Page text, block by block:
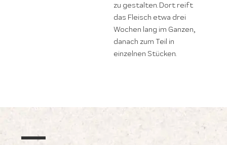
zu gestalten. Dort reift
das Fleisch etwa drei
Wochen lang im Ganzen,
danach zum Teil in
einzelnen Stücken.